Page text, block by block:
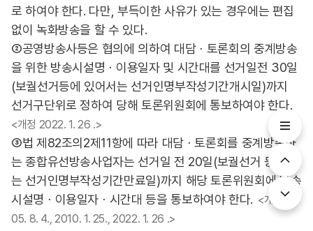
로 하여야 한다. 다만, 부득이한 사유가 있는 경우에는 편집
없이 녹화방송을 할 수 있다.
②공영방송사등은 협의에 의하여 대담ㆍ토론회의 중계방송
을 위한 방송시설명ㆍ이용일자 및 시간대를 선거일전 30일
(보궐선거등에 있어서는 선거인명부작성기간개시일)까지
선거구단위로 정하여 당해 토론위원회에 통보하여야 한다.
<개정 2022. 1. 26 .>
③법 제82조의2제11항에 따라 대담ㆍ토론회를 중계방송하
는 종합유선방송사업자는 선거일 전 20일(보궐선거 등에서
는 선거인명부작성기간만료일)까지 해당 토론위원회에 방송
시설명ㆍ이용일자ㆍ시간대 등을 통보하여야 한다. <개정 20
05. 8. 4., 2010. 1. 25., 2022. 1. 26 .>